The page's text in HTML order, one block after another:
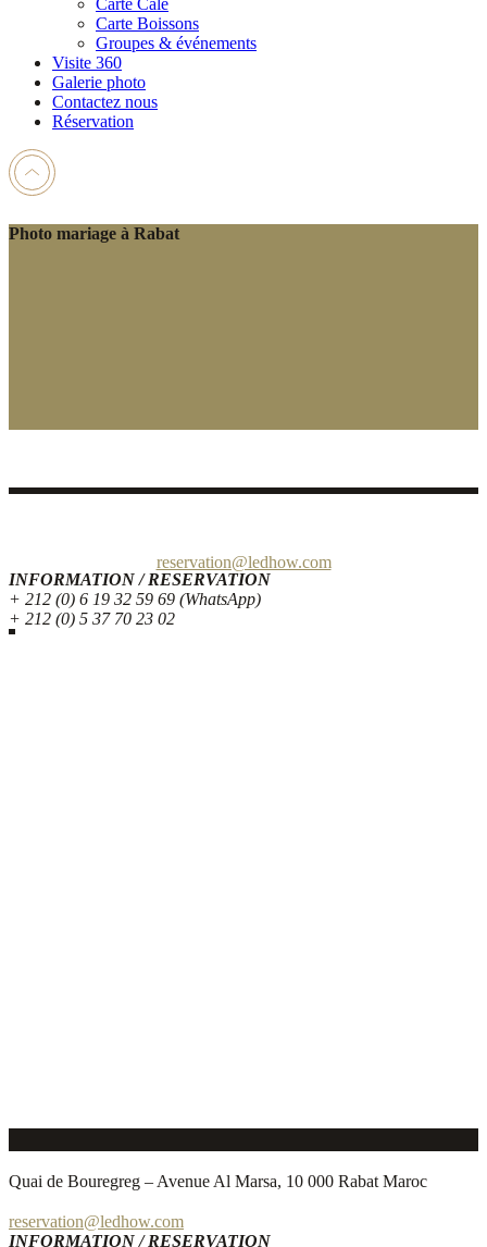
Carte Cale
Carte Boissons
Groupes & événements
Visite 360
Galerie photo
Contactez nous
Réservation
Photo mariage à Rabat
reservation@ledhow.com
INFORMATION / RESERVATION
+ 212 (0) 6 19 32 59 69 (WhatsApp)
+ 212 (0) 5 37 70 23 02
Quai de Bouregreg – Avenue Al Marsa, 10 000 Rabat Maroc
reservation@ledhow.com
INFORMATION / RESERVATION